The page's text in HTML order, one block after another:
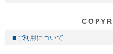
■ご利用について